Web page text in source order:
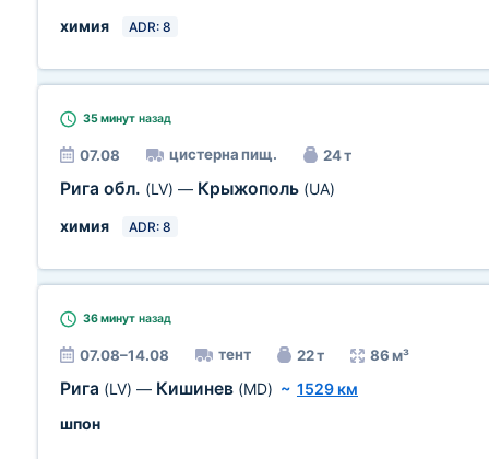
химия
ADR: 8
35 минут назад
07.08 цистерна пищ. 24 т
Рига обл. (LV) — Крыжополь (UA)
химия
ADR: 8
36 минут назад
07.08–14.08 тент 22 т 86 м³
Рига (LV) — Кишинев (MD) ~ 1529 км
шпон